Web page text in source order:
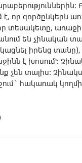
է, որ գործընկերն
տեսակետը,
են չինական
իրենց
է խոսում՚:
չեն տալիս:
հակառակ